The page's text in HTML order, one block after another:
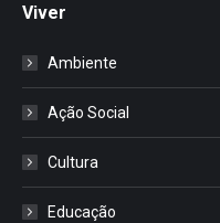
Viver
Ambiente
Ação Social
Cultura
Educação